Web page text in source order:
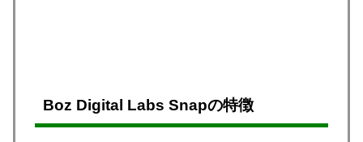
Boz Digital Labs Snapの特徴